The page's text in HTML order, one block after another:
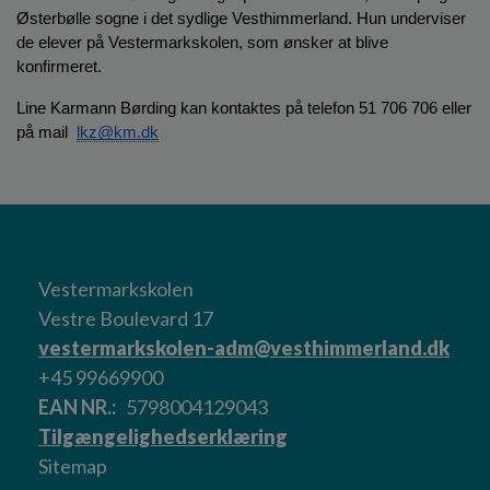
Østerbølle sogne i det sydlige Vesthimmerland. Hun underviser
de elever på Vestermarkskolen, som ønsker at blive
konfirmeret.
Line Karmann Børding kan kontaktes på telefon 51 706 706 eller
på mail
lkz@km.dk
Vestermarkskolen
Vestre Boulevard 17
vestermarkskolen-adm@vesthimmerland.dk
+45 99669900
EAN NR.
5798004129043
Tilgængelighedserklæring
Sitemap